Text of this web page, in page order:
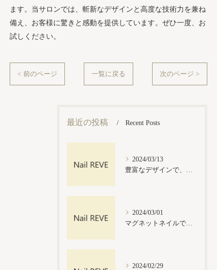
ます。当サロンでは、斬新なデザインと高度な技術力を兼ね
備え、お客様に驚きと感動を提供しています。ぜひ一度、お
試しください。
< 前のページ 一覧に戻る 次のページ >
最近の投稿 Recent Posts
2024/03/13
2024/03/01
2024/02/29